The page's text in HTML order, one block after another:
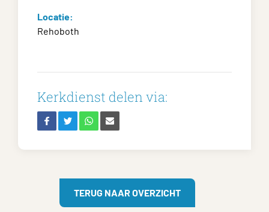
Locatie:
Rehoboth
Kerkdienst delen via:
TERUG NAAR OVERZICHT